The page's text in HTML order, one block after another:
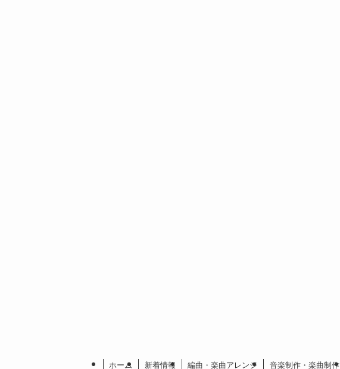
ホーム 新着情報 編曲・楽曲アレンジ 音楽制作・楽曲制作